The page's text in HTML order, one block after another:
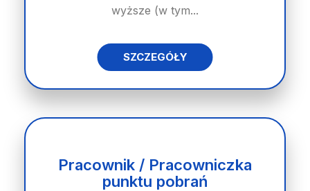
wyższe (w tym...
SZCZEGÓŁY
Pracownik / Pracowniczka
punktu pobrań